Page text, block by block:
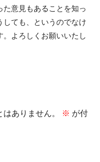
意見もあることを知っ
ても、というのでなけ
よろしくお願いいたし
ありません。 ※ が付